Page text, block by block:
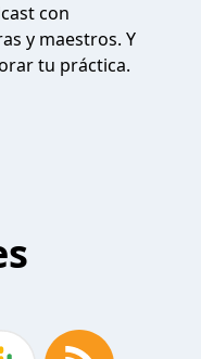
con
y maestros. Y
tu práctica.